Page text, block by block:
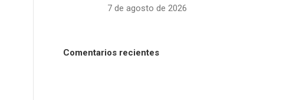
7 de agosto de 2026
Comentarios recientes